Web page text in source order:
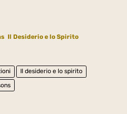
Il Desiderio e lo Spirito
Il desiderio e lo spirito